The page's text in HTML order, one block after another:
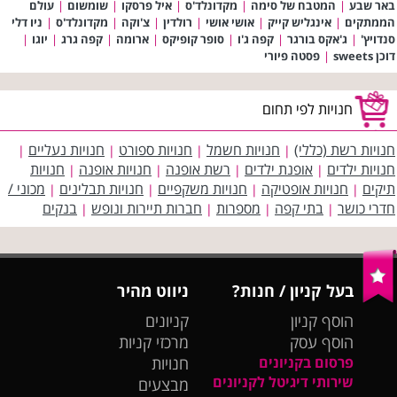
באר שבע | המטבח של סימה | מקדונלד'ס | איל פרסקו | שומשום | עולם
הממתקים | אינגליש קייק | אושי אושי | רולדין | צ'וקה | מקדונלד'ס | ניו דלי
סנדויץ' | ג'אקס בורגר | קפה ג'ו | סופר קופיקס | ארומה | קפה גרג | יוגו |
דוכן sweets
| פסטה פיורי
חנויות לפי תחום
חנויות רשת (כללי) | חנויות חשמל | חנויות ספורט | חנויות נעליים |
חנויות ילדים | אופנת ילדים | רשת אופנה | חנויות אופנה | חנויות
תיקים | חנויות אופטיקה | חנויות משקפיים | חנויות תבלינים | מכוני /
חדרי כושר | בתי קפה | מספרות | חברות תיירות ונופש | בנקים
בעל קניון / חנות?
הוסף קניון
הוסף עסק
פרסום בקניונים
שירותי דיגיטל לקניונים
ניווט מהיר
קניונים
מרכזי קניות
חנויות
מבצעים